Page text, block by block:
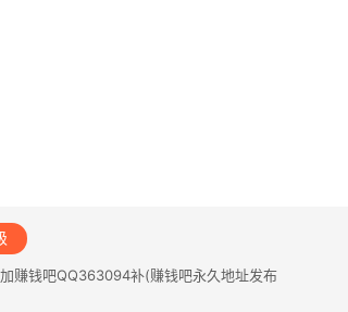
赚钱吧QQ363094补(赚钱吧永久地址发布